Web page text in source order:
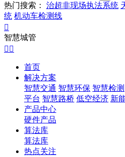
热门搜索： 治超非现场执法系统
统 机动车检测线

智慧城管
 
首页
解决方案
智慧交通 智慧环保 智慧检测
平台 智慧路桥 低空经济 新
产品中心
硬件产品
算法库
算法库
热点关注